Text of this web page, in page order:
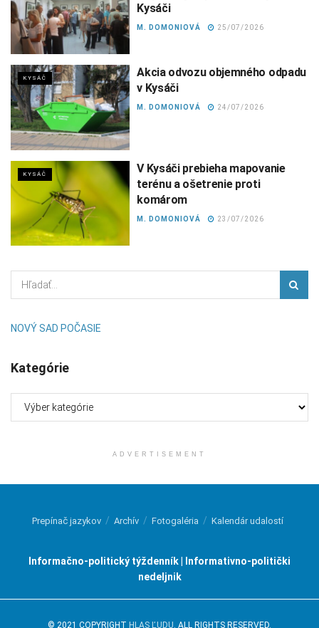
Kysáči
M. DOMONIOVÁ 25/07/2026
KYSÁČ
Akcia odvozu objemného odpadu
v Kysáči
M. DOMONIOVÁ 24/07/2026
KYSÁČ
V Kysáči prebieha mapovanie
terénu a ošetrenie proti
komárom
M. DOMONIOVÁ 23/07/2026
NOVÝ SAD POČASIE
Kategórie
ADVERTISEMENT
Prepínač jazykov Archív Fotogaléria Kalendár udalostí
Informačno-politický týždenník | Informativno-politički
nedeljnik
© 2021 COPYRIGHT HLAS ĽUDU. ALL RIGHTS RESERVED.